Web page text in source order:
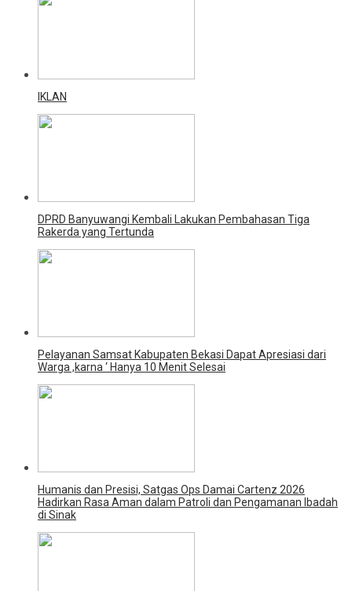
IKLAN
DPRD Banyuwangi Kembali Lakukan Pembahasan Tiga
Rakerda yang Tertunda
Pelayanan Samsat Kabupaten Bekasi Dapat Apresiasi dari
Warga ,karna ‘ Hanya 10 Menit Selesai
Humanis dan Presisi, Satgas Ops Damai Cartenz 2026
Hadirkan Rasa Aman dalam Patroli dan Pengamanan Ibadah
di Sinak